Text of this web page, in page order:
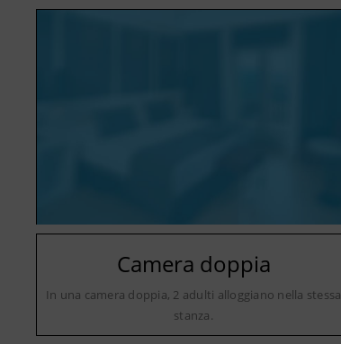
Camera doppia
In una camera doppia, 2 adulti alloggiano nella stessa
stanza.